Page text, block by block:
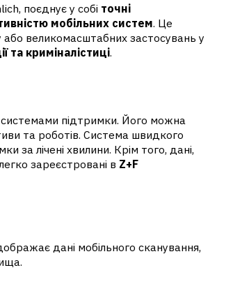
поєднує у собі точні
мобільних систем. Це
або великомасштабних застосувань у
та криміналістиці.
системами підтримки. Його можна
та роботів. Система швидкого
за лічені хвилини. Крім того, дані,
зареєстровані в Z+F
дані мобільного сканування,